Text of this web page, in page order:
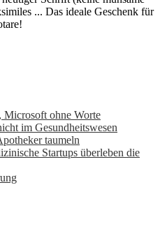
... Das ideale Geschenk für
Microsoft ohne Worte
im Gesundheitswesen
taumeln
Startups überleben die